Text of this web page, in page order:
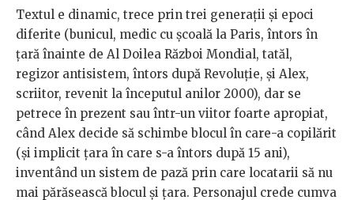
Textul e dinamic, trece prin trei generații și epoci
diferite (bunicul, medic cu școală la Paris, întors în
țară înainte de Al Doilea Război Mondial, tatăl,
regizor antisistem, întors după Revoluție, și Alex,
scriitor, revenit la începutul anilor 2000), dar se
petrece în prezent sau într-un viitor foarte apropiat,
când Alex decide să schimbe blocul în care-a copilărit
(și implicit țara în care s-a întors după 15 ani),
inventând un sistem de pază prin care locatarii să nu
mai părăsească blocul și țara. Personajul crede cumva